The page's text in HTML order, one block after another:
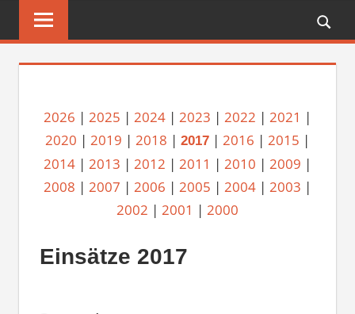
FEUERWEHR
2026 | 2025 | 2024 | 2023 | 2022 | 2021 |
2020 | 2019 | 2018 | 2017 | 2016 | 2015 |
2014 | 2013 | 2012 | 2011 | 2010 | 2009 |
2008 | 2007 | 2006 | 2005 | 2004 | 2003 |
2002 | 2001 | 2000
Einsätze 2017